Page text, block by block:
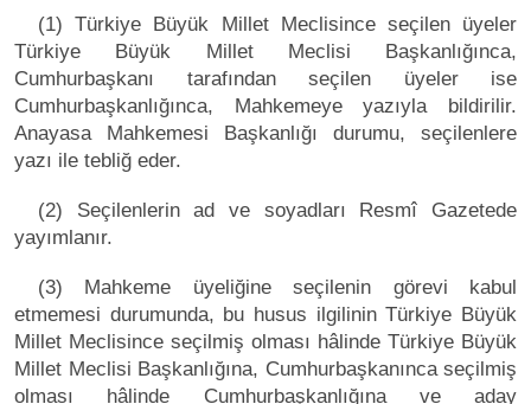
(1) Türkiye Büyük Millet Meclisince seçilen üyeler
Türkiye Büyük Millet Meclisi Başkanlığınca,
Cumhurbaşkanı tarafından seçilen üyeler ise
Cumhurbaşkanlığınca, Mahkemeye yazıyla bildirilir.
Anayasa Mahkemesi Başkanlığı durumu, seçilenlere
yazı ile tebliğ eder.
(2) Seçilenlerin ad ve soyadları Resmî Gazetede
yayımlanır.
(3) Mahkeme üyeliğine seçilenin görevi kabul
etmemesi durumunda, bu husus ilgilinin Türkiye Büyük
Millet Meclisince seçilmiş olması hâlinde Türkiye Büyük
Millet Meclisi Başkanlığına, Cumhurbaşkanınca seçilmiş
olması hâlinde Cumhurbaşkanlığına ve aday